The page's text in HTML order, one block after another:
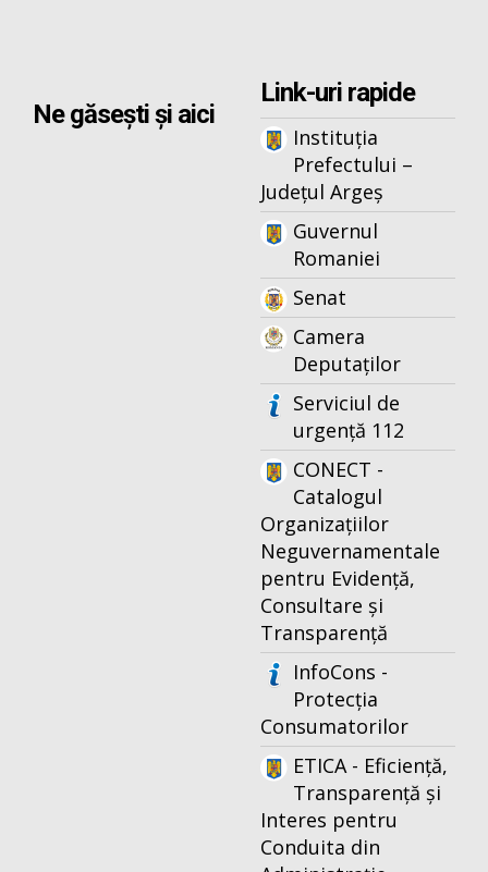
Ne găsești și aici
Link-uri rapide
Instituția
Prefectului –
Județul Argeș
Guvernul
Romaniei
Senat
Camera
Deputaților
Serviciul de
urgență 112
CONECT -
Catalogul
Organizațiilor
Neguvernamentale
pentru Evidență,
Consultare și
Transparență
InfoCons -
Protecția
Consumatorilor
ETICA - Eficiență,
Transparență și
Interes pentru
Conduita din